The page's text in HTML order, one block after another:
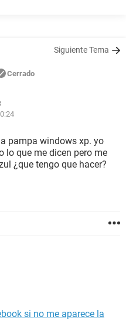
Siguiente Tema
Cerrado
pampa windows xp. yo
lo que me dicen pero me
¿que tengo que hacer?
si no me aparece la